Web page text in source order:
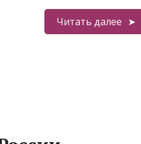
Читать далее